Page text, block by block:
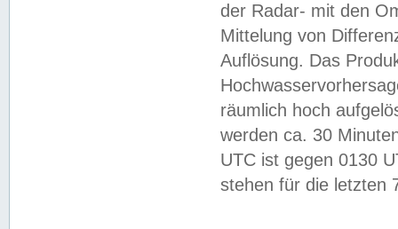
der Radar- mit den
Mittelung von
Auflösung. Das
räumlich hoch
werden ca. 30
UTC ist gegen 0130
stehen für die letzten